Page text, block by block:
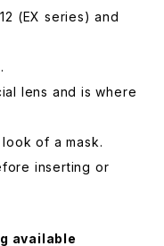
(EX series) and
lens and is where
of a mask.
inserting or
available